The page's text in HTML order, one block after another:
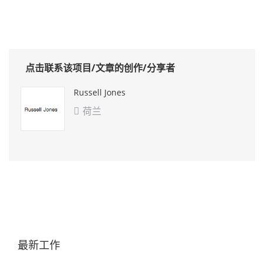
点击联系该项目/文章的创作/分享者
Russell Jones
 荷兰
最新工作